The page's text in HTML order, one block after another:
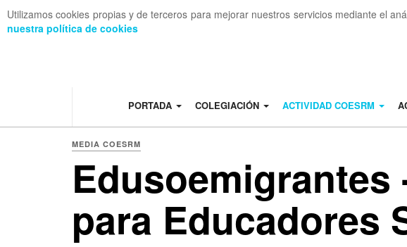
Utilizamos cookies propias y de terceros para mejorar nuestros servicios mediante el
nuestra política de cookies
PORTADA COLEGIACIÓN ACTIVIDAD COESRM
MEDIA COESRM
Edusoemigrantes
para Educadores